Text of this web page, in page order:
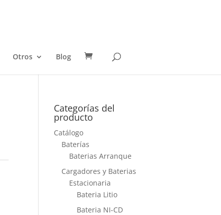
Otros Blog
Categorías del
producto
Catálogo
Baterías
Baterias Arranque
Cargadores y Baterias
Estacionaria
Bateria Litio
Bateria NI-CD